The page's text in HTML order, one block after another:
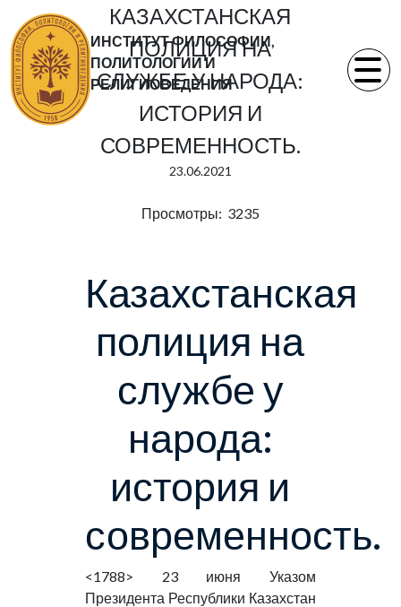
ИНСТИТУТ ФИЛОСОФИИ,
ПОЛИТОЛОГИИ И
РЕЛИГИОВЕДЕНИЯ
КАЗАХСТАНСКАЯ
ПОЛИЦИЯ НА
СЛУЖБЕ У НАРОДА:
ИСТОРИЯ И
СОВРЕМЕННОСТЬ.
23.06.2021
Просмотры: 3235
Казахстанская
полиция на
службе у
народа:
история и
современность.
<1788> 23 июня Указом
Президента Республики Казахстан